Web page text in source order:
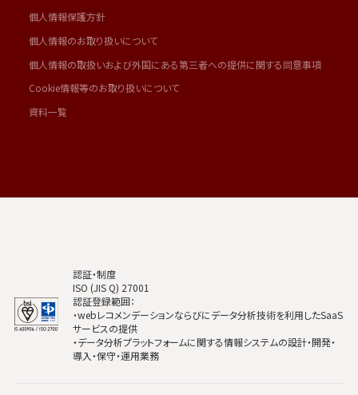
個人情報保護方針
個人情報のお取り扱いについて
個人情報の取扱いおよび外国にある第三者への提供に関する同意事項
Cookie情報等のお取り扱いについて
資料一覧
認証・制度
ISO (JIS Q) 27001
認証登録範囲：
・webレコメンデーションならびにデータ分析技術を利用したSaaS
サービスの提供
・データ分析プラットフォームに関する情報システムの設計・開発・
導入・保守・運用業務